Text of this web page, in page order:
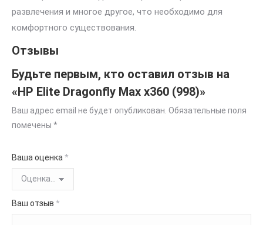
развлечения и многое другое, что необходимо для
комфортного существования.
Отзывы
Будьте первым, кто оставил отзыв на
«HP Elite Dragonfly Max x360 (998)»
Ваш адрес email не будет опубликован. Обязательные поля
помечены *
Ваша оценка *
Ваш отзыв *